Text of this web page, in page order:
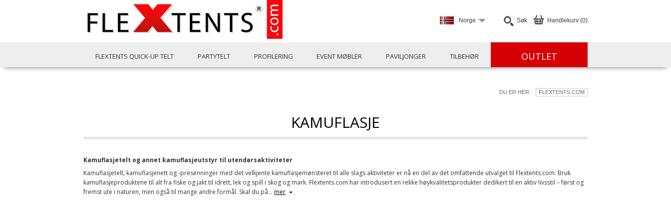
Handlekurv (0)
Søk
Norge
FLEXTENTS QUICK-UP TELT PARTYTELT PROFILERING EVENT MØBLER PAVILJONGER TILBEHØR OUTLET
DU ER HER: FLEXTENTS.COM
KAMUFLASJE
Kamuflasjetelt og annet kamuflasjeutstyr til utendørsaktiviteter
Kamuflasjetelt, kamuflasjenett og -presenninger med det velkjente kamuflasjemønsteret til alle slags aktiviteter er nå en del av det omfattende utvalget til Flextents.com. Bruk
kamuflasjeproduktene til alt fra fiske og jakt til idrett, lek og spill i skog og mark. Flextents.com har introdusert en rekke høykvalitetsprodukter dedikert til en aktiv livsstil – først og
fremst ute i naturen, men også til mange andre formål. Skal du på… mer